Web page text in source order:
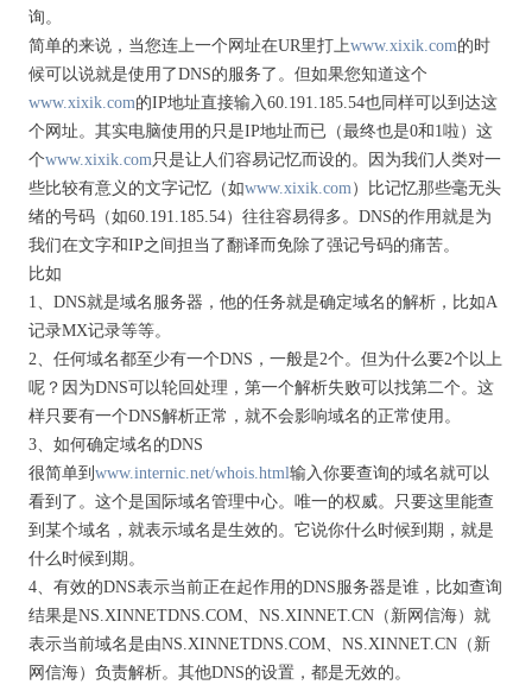
询。
简单的来说，当您连上一个网址在UR里打上www.xixik.com的时
候可以说就是使用了DNS的服务了。但如果您知道这个
www.xixik.com的IP地址直接输入60.191.185.54也同样可以到达这
个网址。其实电脑使用的只是IP地址而已（最终也是0和1啦）这
个www.xixik.com只是让人们容易记忆而设的。因为我们人类对一
些比较有意义的文字记忆（如www.xixik.com）比记忆那些毫无头
绪的号码（如60.191.185.54）往往容易得多。DNS的作用就是为
我们在文字和IP之间担当了翻译而免除了强记号码的痛苦。
比如
1、DNS就是域名服务器，他的任务就是确定域名的解析，比如A
记录MX记录等等。
2、任何域名都至少有一个DNS，一般是2个。但为什么要2个以上
呢？因为DNS可以轮回处理，第一个解析失败可以找第二个。这
样只要有一个DNS解析正常，就不会影响域名的正常使用。
3、如何确定域名的DNS
很简单到 www.internic.net/whois.html输入你要查询的域名就可以
看到了。这个是国际域名管理中心。唯一的权威。只要这里能查
到某个域名，就表示域名是生效的。它说你什么时候到期，就是
什么时候到期。
4、有效的DNS表示当前正在起作用的DNS服务器是谁，比如查询
结果是NS.XINNETDNS.COM、NS.XINNET.CN（新网信海）就
表示当前域名是由NS.XINNETDNS.COM、NS.XINNET.CN（新
网信海）负责解析。其他DNS的设置，都是无效的。